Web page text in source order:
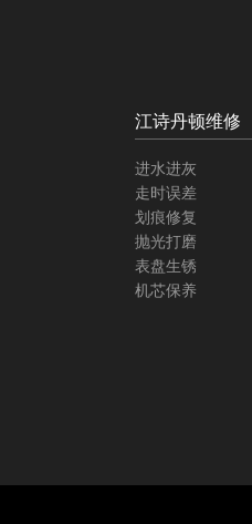
江诗丹顿维修
进水进灰
走时误差
划痕修复
抛光打磨
表盘生锈
机芯保养